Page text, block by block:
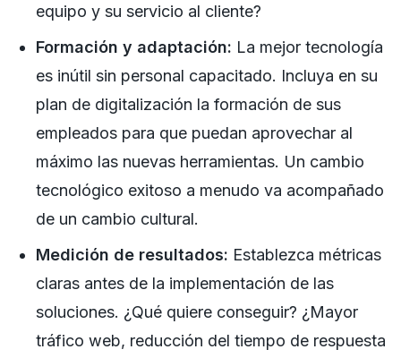
equipo y su servicio al cliente?
Formación y adaptación: La mejor tecnología
es inútil sin personal capacitado. Incluya en su
plan de digitalización la formación de sus
empleados para que puedan aprovechar al
máximo las nuevas herramientas. Un cambio
tecnológico exitoso a menudo va acompañado
de un cambio cultural.
Medición de resultados: Establezca métricas
claras antes de la implementación de las
soluciones. ¿Qué quiere conseguir? ¿Mayor
tráfico web, reducción del tiempo de respuesta